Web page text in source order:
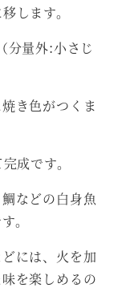
します。
分量外:小さじ
き色がつくま
成です。
などの白身魚
。
には、火を加
を楽しめるの